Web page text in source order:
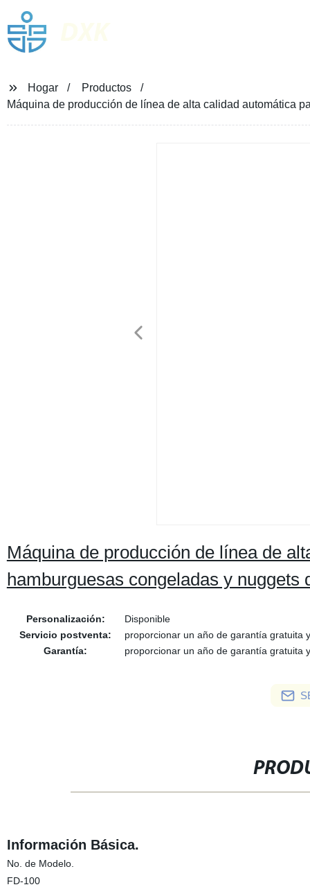
Hogar
Productos
Máquina de producción de línea de alta calidad automática
Máquina de producción de línea de
hamburguesas congeladas y nuggets
Personalización:
Disponible
Servicio postventa:
proporcionar un año de garantía gratuita
Garantía:
proporcionar un año de garantía gratuita
Información Básica.
No. de Modelo.
FD-100